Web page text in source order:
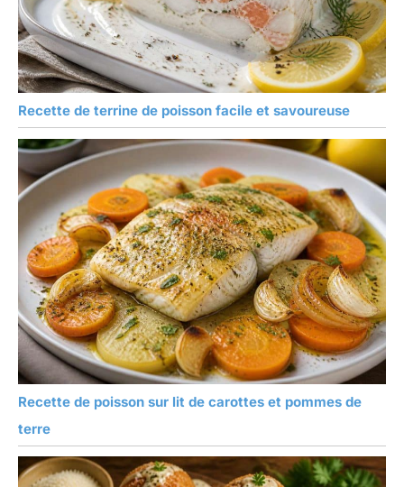
Recette de terrine de poisson facile et savoureuse
Recette de poisson sur lit de carottes et pommes de
terre